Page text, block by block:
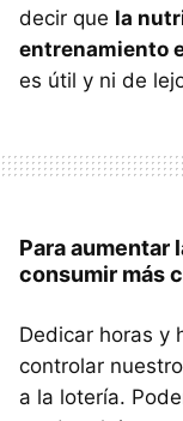
decir que la
entrenamiento
es útil y ni de
Para aumentar
consumir más
Dedicar horas y
controlar
a la lotería.